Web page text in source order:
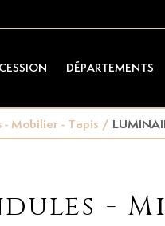
DÉPARTEMENTS
- Mobilier - Tapis /
-